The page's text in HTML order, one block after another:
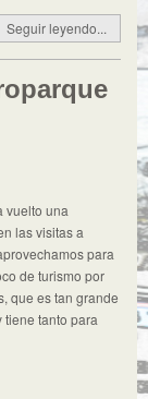
Seguir leyendo...
vuelto una
las visitas a
para
de turismo por
que es tan grande
tiene tanto para